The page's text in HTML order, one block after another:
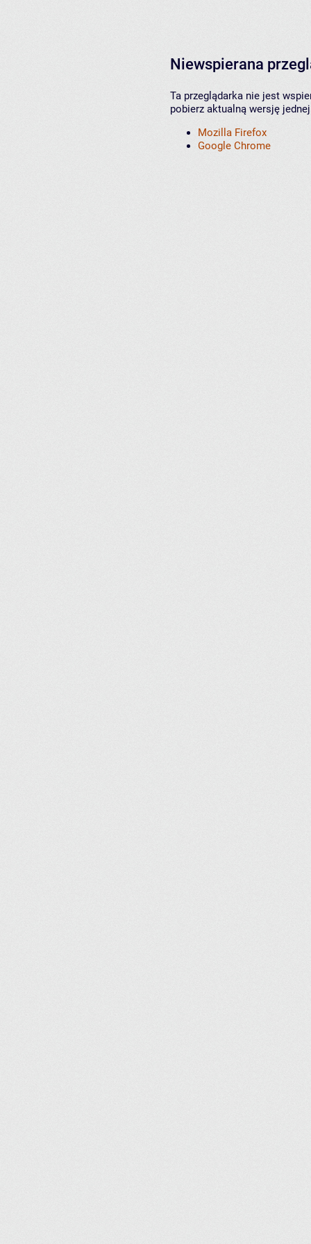
Niewspierana
Ta przeglądarka nie jest
pobierz aktualną wersję
Mozilla Firefox
Google Chrome